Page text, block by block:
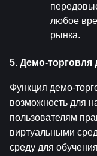
любое
рынка.
5. Демо-
Функция демо-
возможность для
пользователям
виртуальными
среду для